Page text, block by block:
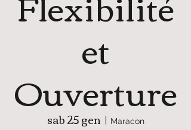
et
Ouverture
sab 25 gen
  |
Maracon